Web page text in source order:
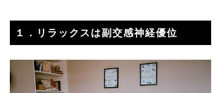
１．リラックスは副交感神経優位